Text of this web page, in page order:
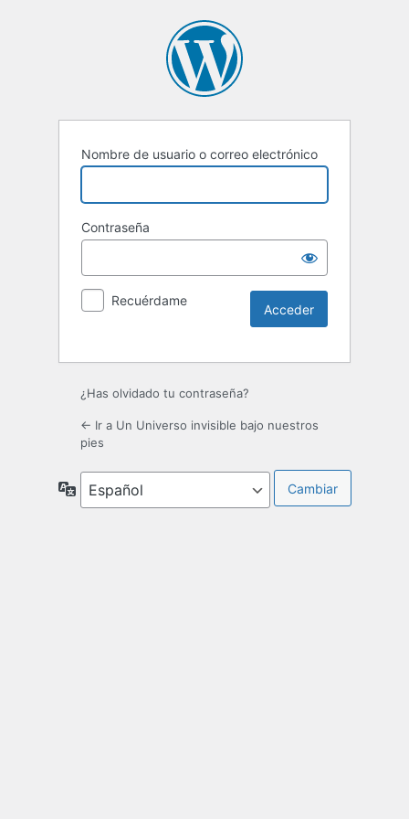
Nombre de usuario o correo electrónico
Contraseña
Recuérdame
¿Has olvidado tu contraseña?
← Ir a Un Universo invisible bajo nuestros
pies
Idioma